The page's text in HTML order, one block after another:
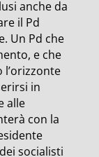
anche da
il Pd
Un Pd che
e che
l’orizzonte
in
alle
con la
socialisti